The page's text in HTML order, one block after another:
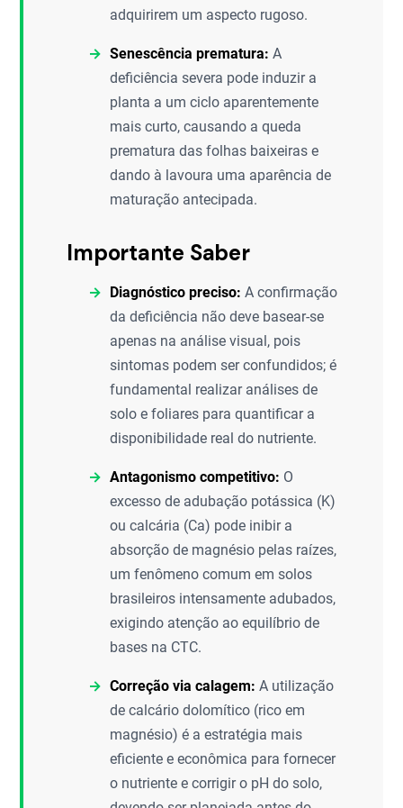
adquirirem um aspecto rugoso.
Senescência prematura: A
deficiência severa pode induzir a
planta a um ciclo aparentemente
mais curto, causando a queda
prematura das folhas baixeiras e
dando à lavoura uma aparência de
maturação antecipada.
Importante Saber
Diagnóstico preciso: A confirmação
da deficiência não deve basear-se
apenas na análise visual, pois
sintomas podem ser confundidos; é
fundamental realizar análises de
solo e foliares para quantificar a
disponibilidade real do nutriente.
Antagonismo competitivo: O
excesso de adubação potássica (K)
ou calcária (Ca) pode inibir a
absorção de magnésio pelas raízes,
um fenômeno comum em solos
brasileiros intensamente adubados,
exigindo atenção ao equilíbrio de
bases na CTC.
Correção via calagem: A utilização
de calcário dolomítico (rico em
magnésio) é a estratégia mais
eficiente e econômica para fornecer
o nutriente e corrigir o pH do solo,